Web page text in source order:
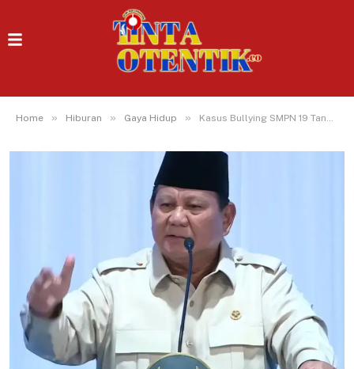
Home » Hiburan » Gaya Hidup » Kasus Bullying SMPN 19 Tangsel, Prabowo Tegaskan Harus Kita Atasi